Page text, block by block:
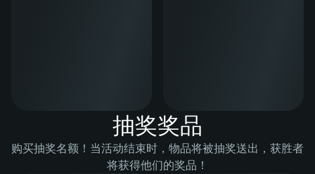
抽奖奖品
购买抽奖名额！当活动结束时，物品将被抽奖送出，获胜者
将获得他们的奖品！